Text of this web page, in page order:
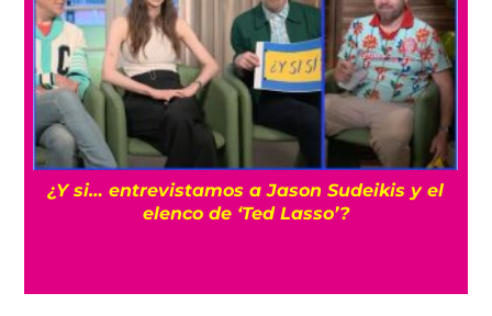
Cíclope: Kit Connor sería el elegido para los
‘X-Men’ en el MCU con Samara Weaving